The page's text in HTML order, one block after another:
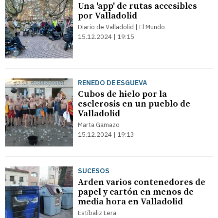
Una 'app' de rutas accesibles
por Valladolid
Diario de Valladolid | El Mundo
15.12.2024 | 19:15
RENEDO DE ESGUEVA
Cubos de hielo por la
esclerosis en un pueblo de
Valladolid
Marta Gamazo
15.12.2024 | 19:13
SUCESOS
Arden varios contenedores de
papel y cartón en menos de
media hora en Valladolid
Estíbaliz Lera